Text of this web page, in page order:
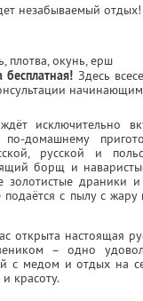
незабываемый отдых!
плотва, окунь, ерш
Здесь
исключительно
домашнему
русской и
борщ и
драники
с пылу с жару
открыта настоящая
– одно
с медом и отдых на
красоту.